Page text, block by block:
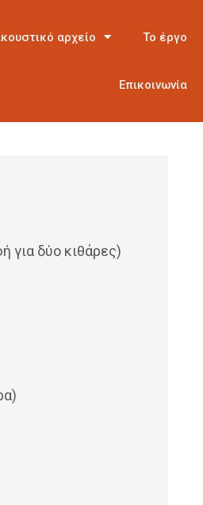
αρχείο Το έργο
Επικοινωνία
για δύο κιθάρες)